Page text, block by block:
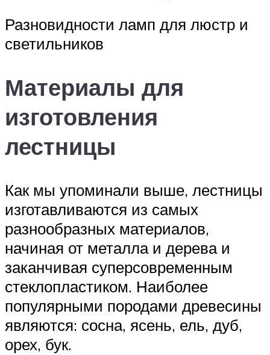
Разновидности ламп для люстр и
светильников
Материалы для
изготовления
лестницы
Как мы упоминали выше, лестницы
изготавливаются из самых
разнообразных материалов,
начиная от металла и дерева и
заканчивая суперсовременным
стеклопластиком. Наиболее
популярными породами древесины
являются: сосна, ясень, ель, дуб,
орех, бук.